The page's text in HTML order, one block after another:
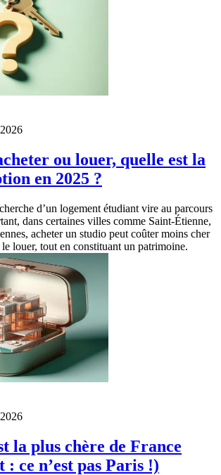
ou louer, quelle est la
en 2025 ?
d’un logement étudiant vire au parcours
dans certaines villes comme Saint-Étienne,
acheter un studio peut coûter moins cher
louer, tout en constituant un patrimoine.
la plus chère de France
ce n’est pas Paris !)